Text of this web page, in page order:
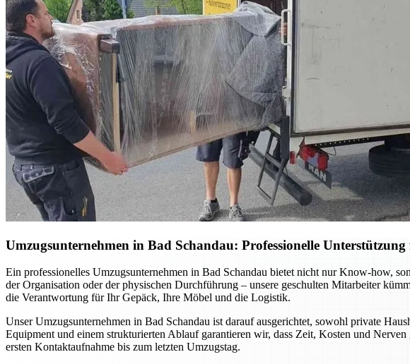
Umzugsunternehmen in Bad Schandau: Professionelle
Ein professionelles Umzugsunternehmen in Bad Schandau bietet nicht nur Know-how,
der Organisation oder der physischen Durchführung – unsere geschulten Mitarbeiter
die Verantwortung für Ihr Gepäck, Ihre Möbel und die Logistik.
Unser Umzugsunternehmen in Bad Schandau ist darauf ausgerichtet, sowohl private
Equipment und einem strukturierten Ablauf garantieren wir, dass Zeit, Kosten und
ersten Kontaktaufnahme bis zum letzten Umzugstag.